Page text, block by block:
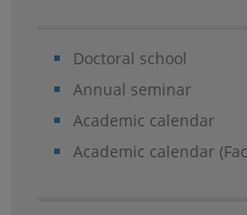
Doctoral school
Annual seminar
Academic calendar
Academic calendar